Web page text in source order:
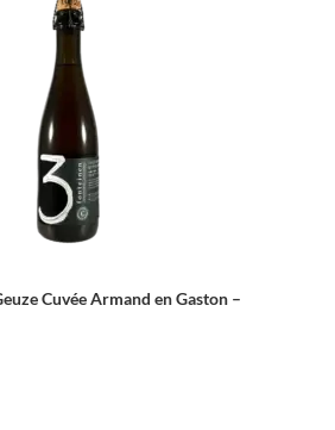
Cuvée Armand en Gaston –